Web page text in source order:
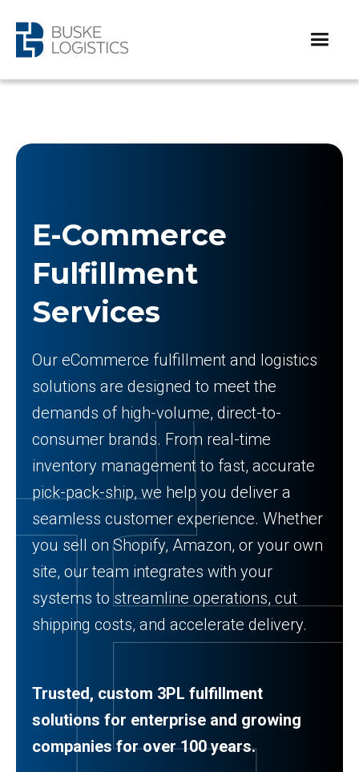
E-Commerce
Fulfillment
Services
Our eCommerce fulfillment and logistics
solutions are designed to meet the
demands of high-volume, direct-to-
consumer brands. From real-time
inventory management to fast, accurate
pick-pack-ship, we help you deliver a
seamless customer experience. Whether
you sell on Shopify, Amazon, or your own
site, our team integrates with your
systems to streamline operations, cut
shipping costs, and accelerate delivery.
Trusted, custom 3PL fulfillment
solutions for enterprise and growing
companies for over 100 years.